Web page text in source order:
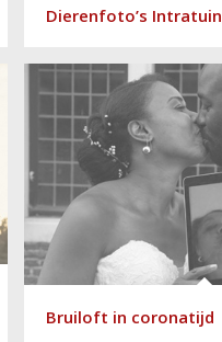
Dierenfoto’s Intratuin
Bruiloft in coronatijd